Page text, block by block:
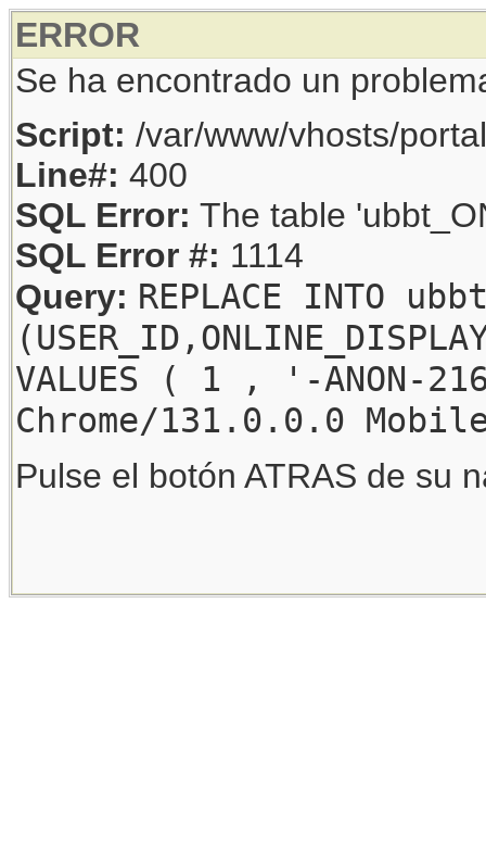
ERROR
Se ha encontrado un
Script: /var/www/vhosts/
Line#: 400
SQL Error: The table
SQL Error #: 1114
Query: REPLACE INTO
VALUES ( 1 , '-
Chrome/131.0.0.0
Pulse el botón ATRAS de su